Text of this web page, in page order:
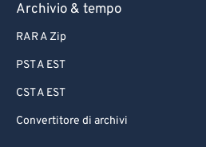
Archivio & tempo
RAR A Zip
PST A EST
CST A EST
Convertitore di archivi